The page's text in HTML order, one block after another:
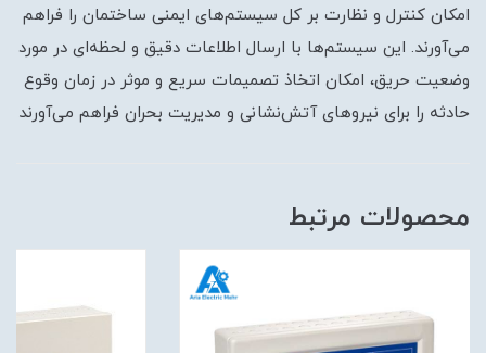
امکان کنترل و نظارت بر کل سیستم‌های ایمنی ساختمان را فراهم
می‌آورند. این سیستم‌ها با ارسال اطلاعات دقیق و لحظه‌ای در مورد
وضعیت حریق، امکان اتخاذ تصمیمات سریع و موثر در زمان وقوع
حادثه را برای نیروهای آتش‌نشانی و مدیریت بحران فراهم می‌آورند
محصولات مرتبط